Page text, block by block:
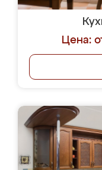
Цена: